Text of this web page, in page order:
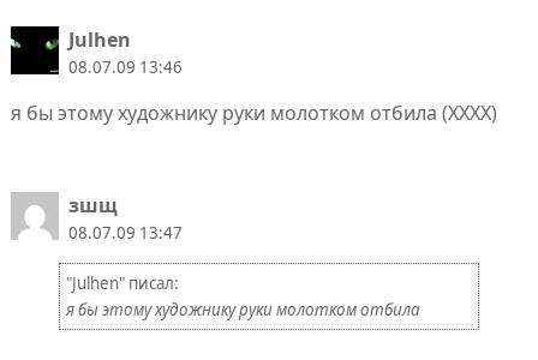
Julhen
08.07.09 13:46
я бы этому художнику руки молотком отбила (ХХХХ)
зшщ
08.07.09 13:47
"Julhen" писал:
я бы этому художнику руки молотком отбила